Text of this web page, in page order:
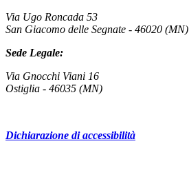
Via Ugo Roncada 53
San Giacomo delle Segnate - 46020 (MN)
Sede Legale:
Via Gnocchi Viani 16
Ostiglia - 46035 (MN)
Dichiarazione di accessibilità